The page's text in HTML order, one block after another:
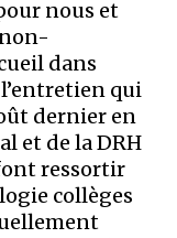
nous et
dans
qui
dernier en
et de la DRH
ressortir
collèges